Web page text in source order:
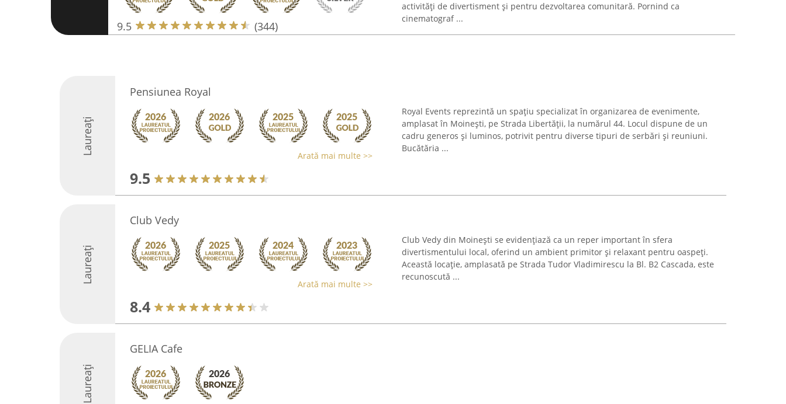
9.5 (344)
activități de divertisment și pentru dezvoltarea comunitară. Pornind ca
cinematograf ...
Laureați
Pensiunea Royal
Arată mai multe >>
9.5
Royal Events reprezintă un spațiu specializat în organizarea de evenimente,
amplasat în Moinești, pe Strada Libertății, la numărul 44. Locul dispune de un
cadru generos și luminos, potrivit pentru diverse tipuri de serbări și reuniuni.
Bucătăria ...
Laureați
Club Vedy
Arată mai multe >>
8.4
Club Vedy din Moinești se evidențiază ca un reper important în sfera
divertismentului local, oferind un ambient primitor și relaxant pentru oaspeți.
Această locație, amplasată pe Strada Tudor Vladimirescu la Bl. B2 Cascada, este
recunoscută ...
Laureați
GELIA Cafe